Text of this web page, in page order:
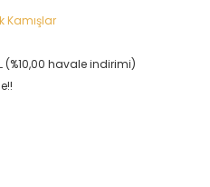
Kamışlar
(%10,00 havale indirimi)